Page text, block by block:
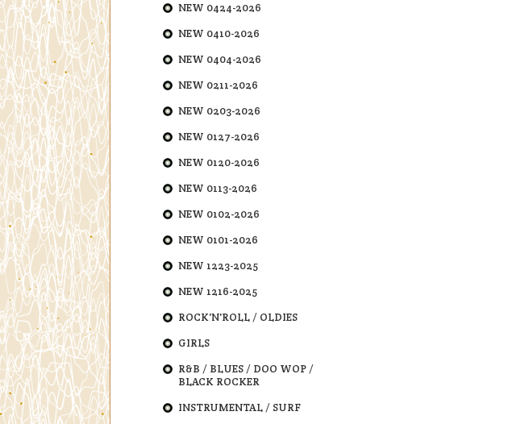
NEW 0424-2026
NEW 0410-2026
NEW 0404-2026
NEW 0211-2026
NEW 0203-2026
NEW 0127-2026
NEW 0120-2026
NEW 0113-2026
NEW 0102-2026
NEW 0101-2026
NEW 1223-2025
NEW 1216-2025
ROCK'N'ROLL / OLDIES
GIRLS
R&B / BLUES / DOO WOP /
BLACK ROCKER
INSTRUMENTAL / SURF